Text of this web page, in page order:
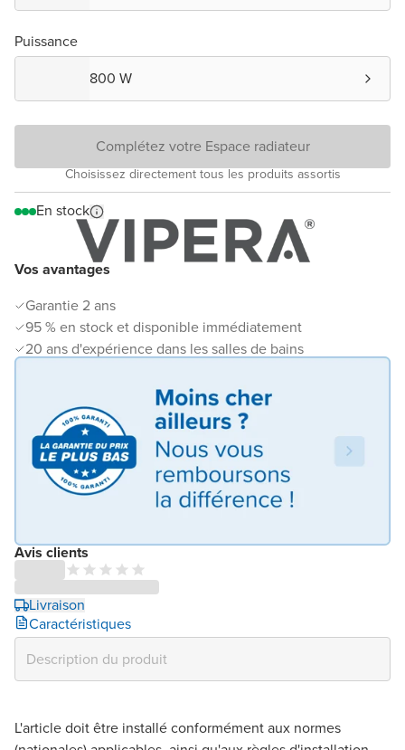
Vos avantages
Garantie 2 ans
95 % en stock et disponible immédiatement
20 ans d'expérience dans les salles de bains
Avis clients
Livraison
Caractéristiques
Puissance
800 W
Complétez votre Espace radiateur
Choisissez directement tous les produits assortis
En stock
L'article doit être installé conformément aux normes